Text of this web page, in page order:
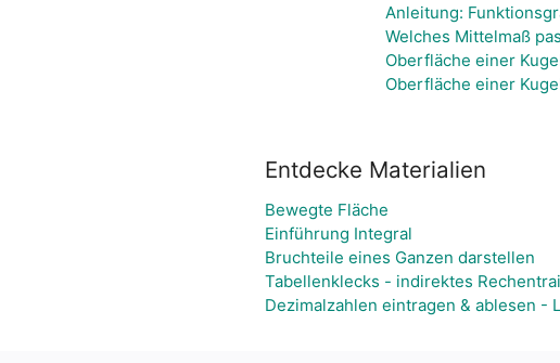
Anleitung:
Welches Mittelmaß
Oberfläche einer
Oberfläche einer
Entdecke Materialien
Bewegte Fläche
Einführung Integral
Bruchteile eines Ganzen darstellen
Tabellenklecks - indirektes
Dezimalzahlen eintragen & ablesen -